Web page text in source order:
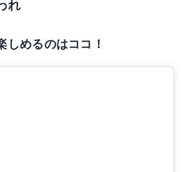
れ
しめるのはココ！